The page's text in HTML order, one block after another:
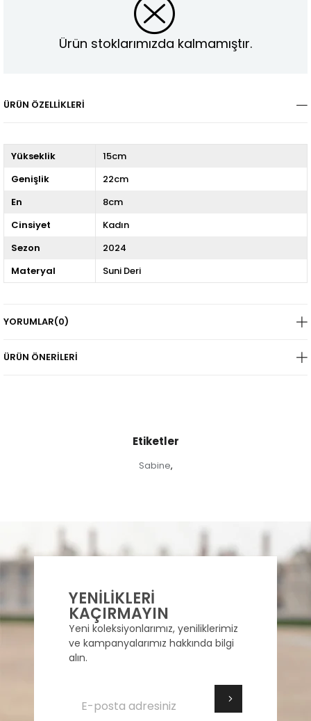
Ürün stoklarımızda kalmamıştır.
ÜRÜN ÖZELLIKLERI
Yükseklik
15cm
Genişlik
22cm
En
8cm
Cinsiyet
Kadın
Sezon
2024
Materyal
Suni Deri
YORUMLAR(0)
ÜRÜN ÖNERILERI
Etiketler
Sabine,
YENİLİKLERİ
KAÇIRMAYIN
Yeni koleksiyonlarımız, yeniliklerimiz
ve kampanyalarımız hakkında bilgi
alın.